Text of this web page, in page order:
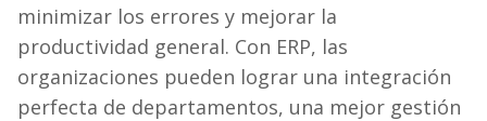
minimizar los errores y mejorar la
productividad general. Con ERP, las
organizaciones pueden lograr una integración
perfecta de departamentos, una mejor gestión